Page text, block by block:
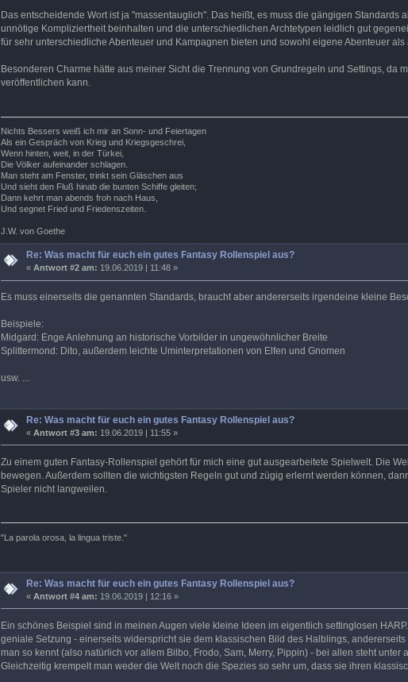
Das entscheidende Wort ist ja "massentauglich". Das heißt, es muss die gängigen
unnötige Kompliziertheit beinhalten und die unterschiedlichen Archtetypen leidlich gut
für sehr unterschiedliche Abenteuer und Kampagnen bieten und sowohl eigene Abenteuer
Besonderen Charme hätte aus meiner Sicht die Trennung von Grundregeln und Settings,
veröffentlichen kann.
Nichts Bessers weiß ich mir an Sonn- und Feiertagen
Als ein Gespräch von Krieg und Kriegsgeschrei,
Wenn hinten, weit, in der Türkei,
Die Völker aufeinander schlagen.
Man steht am Fenster, trinkt sein Gläschen aus
Und sieht den Fluß hinab die bunten Schiffe gleiten;
Dann kehrt man abends froh nach Haus,
Und segnet Fried und Friedenszeiten.
J.W. von Goethe
Re: Was macht für euch ein gutes Fantasy Rollenspiel aus?
«Antwort #2 am: 19.06.2019 | 11:48 »
Es muss einerseits die genannten Standards, braucht aber andererseits irgendeine kleine
Beispiele:
Midgard: Enge Anlehnung an historische Vorbilder in ungewöhnlicher Breite
Splittermond: Dito, außerdem leichte Uminterpretationen von Elfen und Gnomen
usw. ...
Re: Was macht für euch ein gutes Fantasy Rollenspiel aus?
«Antwort #3 am: 19.06.2019 | 11:55 »
Zu einem guten Fantasy-Rollenspiel gehört für mich eine gut ausgearbeitete Spielwelt. Die
bewegen. Außerdem sollten die wichtigsten Regeln gut und zügig erlernt werden können,
Spieler nicht langweilen.
"La parola orosa, la lingua triste."
Re: Was macht für euch ein gutes Fantasy Rollenspiel aus?
«Antwort #4 am: 19.06.2019 | 12:16 »
Ein schönes Beispiel sind in meinen Augen viele kleine Ideen im eigentlich settinglosen
geniale Setzung - einerseits widerspricht sie dem klassischen Bild des Halblings,
man so kennt (also natürlich vor allem Bilbo, Frodo, Sam, Merry, Pippin) - bei allen steht
Gleichzeitig krempelt man weder die Welt noch die Spezies so sehr um, dass sie ihren